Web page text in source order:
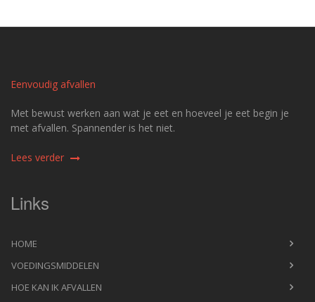
Eenvoudig afvallen
Met bewust werken aan wat je eet en hoeveel je eet begin je
met afvallen. Spannender is het niet.
Lees verder
Links
HOME
VOEDINGSMIDDELEN
HOE KAN IK AFVALLEN